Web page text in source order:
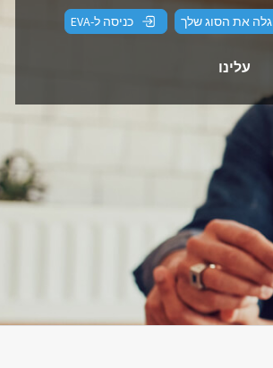
גלה את הסוג שלך כניסה ל-EVA
עלינו